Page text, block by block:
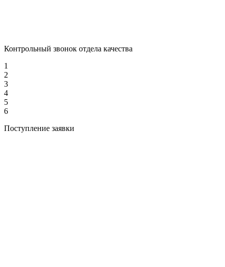
Контрольный звонок отдела качества
1
2
3
4
5
6
Поступление заявки